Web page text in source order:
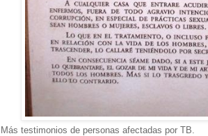
Más testimonios de personas afectadas por TB.